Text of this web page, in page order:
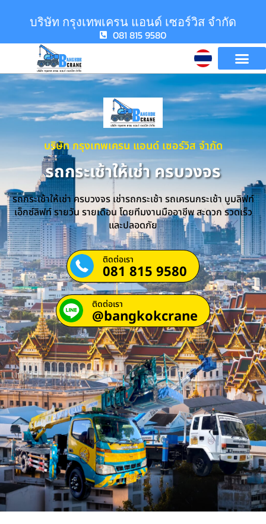
บริษัท กรุงเทพเครน แอนด์ เซอร์วิส จำกัด
081 815 9580
บริษัท กรุงเทพเครน แอนด์ เซอร์วิส จำกัด
รถกระเช้าให้เช่า ครบวงจร
รถกระเช้าให้เช่า ครบวงจร เช่ารถกระเช้า รถเครนกระเช้า บูมลิฟท์
เอ็กซ์ลิฟท์ รายวัน รายเดือน โดยทีมงานมืออาชีพ สะดวก รวดเร็ว
และปลอดภัย
ติดต่อเรา
081 815 9580
ติดต่อเรา
@bangkokcrane